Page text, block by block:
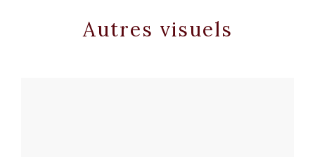
Autres visuels